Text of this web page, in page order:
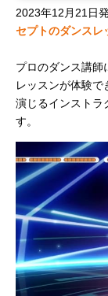
2023年12月21日発
セプトのダンスレ
プロのダンス講師
レッスンが体験
演じるインストラ
す。